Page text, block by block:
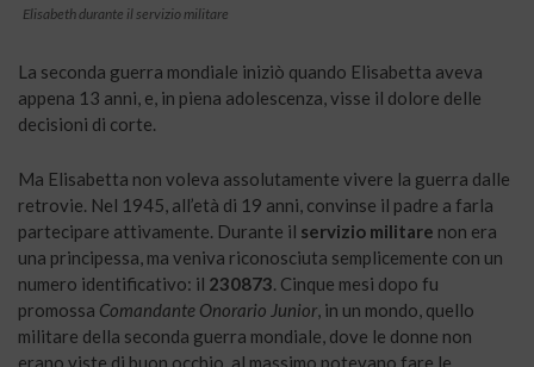
Elisabeth durante il servizio militare
La seconda guerra mondiale iniziò quando Elisabetta aveva
appena 13 anni, e, in piena adolescenza, visse il dolore delle
decisioni di corte.
Ma Elisabetta non voleva assolutamente vivere la guerra dalle
retrovie. Nel 1945, all’età di 19 anni, convinse il padre a farla
partecipare attivamente. Durante il servizio militare non era
una principessa, ma veniva riconosciuta semplicemente con un
numero identificativo: il 230873. Cinque mesi dopo fu
promossa Comandante Onorario Junior, in un mondo, quello
militare della seconda guerra mondiale, dove le donne non
erano viste di buon occhio, al massimo potevano fare le